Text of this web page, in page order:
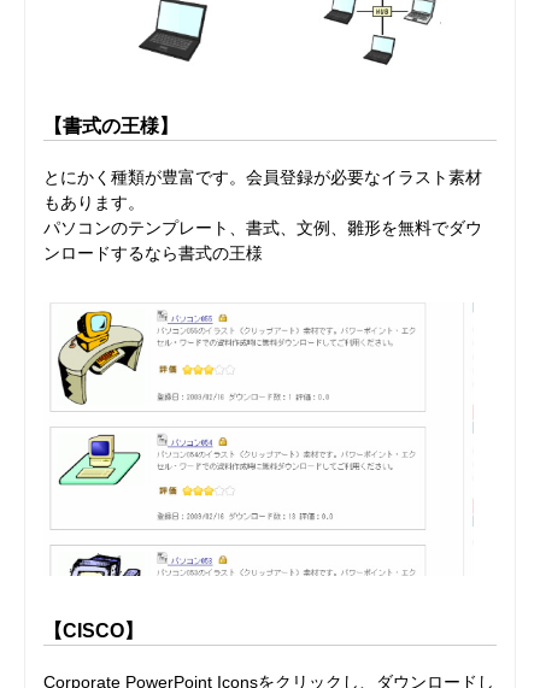
【書式の王様】
とにかく種類が豊富です。会員登録が必要なイラスト素材
もあります。
パソコンのテンプレート、書式、文例、雛形を無料でダウ
ンロードするなら書式の王様
【CISCO】
Corporate PowerPoint Iconsをクリックし、ダウンロードし